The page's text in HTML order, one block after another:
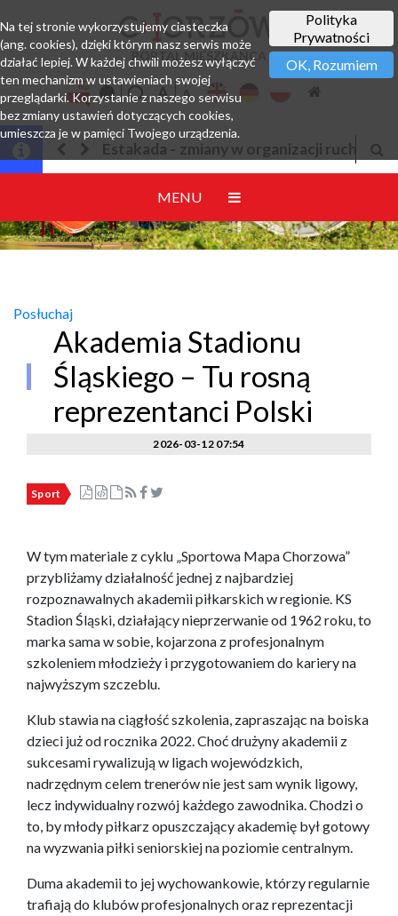
PORTAL MIESZKAŃCA
organizacji ruchuJesteśmy w EZD
MENU
Posłuchaj
Akademia Stadionu
Śląskiego – Tu rosną
reprezentanci Polski
2026-03-12 07:54
Sport
W tym materiale z cyklu „Sportowa Mapa Chorzowa”
przybliżamy działalność jednej z najbardziej
rozpoznawalnych akademii piłkarskich w regionie. KS
Stadion Śląski, działający nieprzerwanie od 1962 roku, to
marka sama w sobie, kojarzona z profesjonalnym
szkoleniem młodzieży i przygotowaniem do kariery na
najwyższym szczeblu.
Klub stawia na ciągłość szkolenia, zapraszając na boiska
dzieci już od rocznika 2022. Choć drużyny akademii z
sukcesami rywalizują w ligach wojewódzkich,
nadrzędnym celem trenerów nie jest sam wynik ligowy,
lecz indywidualny rozwój każdego zawodnika. Chodzi o
to, by młody piłkarz opuszczający akademię był gotowy
na wyzwania piłki seniorskiej na poziomie centralnym.
Duma akademii to jej wychowankowie, którzy regularnie
trafiają do klubów profesjonalnych oraz reprezentacji
Polityka
Prywatności
OK, Rozumiem
Na tej stronie wykorzystujemy ciasteczka
(ang. cookies), dzięki którym nasz serwis może
działać lepiej. W każdej chwili możesz wyłączyć
ten mechanizm w ustawieniach swojej
przeglądarki. Korzystanie z naszego serwisu
bez zmiany ustawień dotyczących cookies,
umieszcza je w pamięci Twojego urządzenia.